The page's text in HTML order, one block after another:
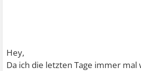
Hey,
Da ich die letzten Tage immer mal